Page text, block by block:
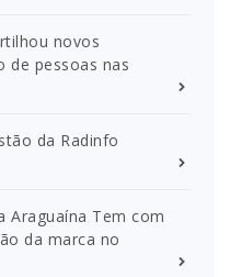
novos
de pessoas nas
da Radinfo
Araguaína Tem com
da marca no